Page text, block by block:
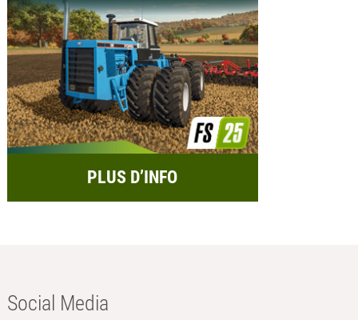
PLUS D’INFO
Social Media